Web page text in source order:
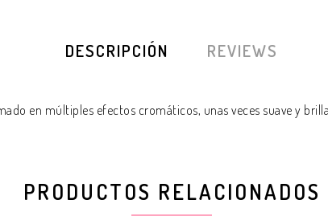
DESCRIPCIÓN REVIEWS
en múltiples efectos cromáticos, unas veces suave y
PRODUCTOS RELACIONADOS